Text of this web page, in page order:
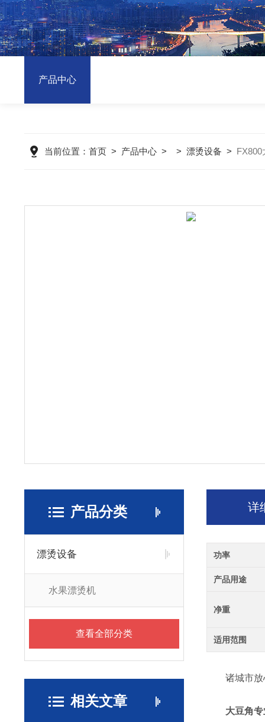
产品中心
当前位置： 首页> 产品中心> > 漂烫设备 >
产品分类
漂烫设备
水果漂烫机
查看全部分类
相关文章
详
功率
产品用途
净重
适用范围
诸城市放心
大豆角